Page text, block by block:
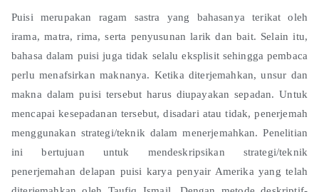
Puisi merupakan ragam sastra yang bahasanya terikat oleh
irama, matra, rima, serta penyusunan larik dan bait. Selain itu,
bahasa dalam puisi juga tidak selalu eksplisit sehingga pembaca
perlu menafsirkan maknanya. Ketika diterjemahkan, unsur dan
makna dalam puisi tersebut harus diupayakan sepadan. Untuk
mencapai kesepadanan tersebut, disadari atau tidak, penerjemah
menggunakan strategi/teknik dalam menerjemahkan. Penelitian
ini bertujuan untuk mendeskripsikan strategi/teknik
penerjemahan delapan puisi karya penyair Amerika yang telah